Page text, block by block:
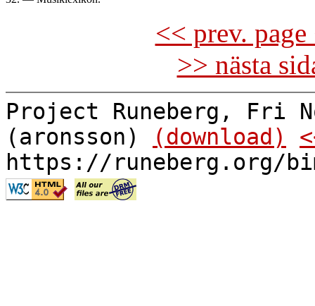
<< prev.
>> nästa
Project Runeberg, Fri
(aronsson)
(download)
https://runeberg.org/